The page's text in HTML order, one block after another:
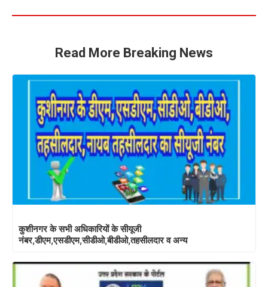
Read More Breaking News
कुशीनगर के सभी अधिकारियों के सीयूजी
नंबर,डीएम,एसडीएम,सीडीओ,बीडीओ,तहसीलदार व अन्य